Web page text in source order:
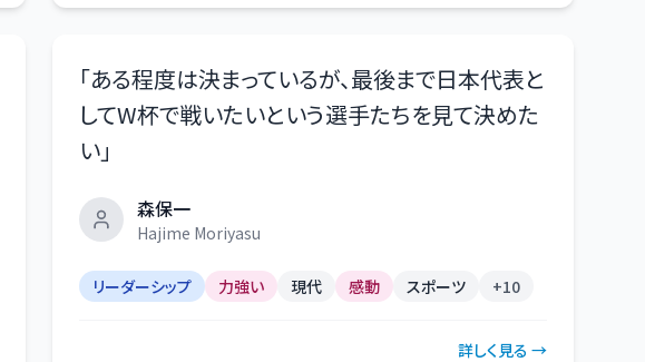
「ある程度は決まっているが、最後まで日本代表と
してW杯で戦いたいという選手たちを見て決めた
い」
森保一
Hajime Moriyasu
リーダーシップ 力強い 現代 感動 スポーツ +10
詳しく見る →